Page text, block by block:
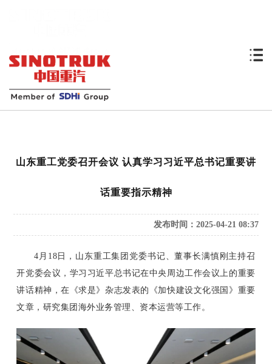
山东重工党委召开会议 认真学习习近平总书记重要讲
话重要指示精神
发布时间：2025-04-21 08:37
4月18日，山东重工集团党委书记、董事长满慎刚主持召
开党委会议，学习习近平总书记在中央周边工作会议上的重要
讲话精神，在《求是》杂志发表的《加快建设文化强国》重要
文章，研究集团海外业务管理、资本运营等工作。